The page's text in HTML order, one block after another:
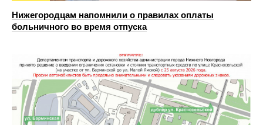
Нижегородцам напомнили о правилах оплаты
больничного во время отпуска